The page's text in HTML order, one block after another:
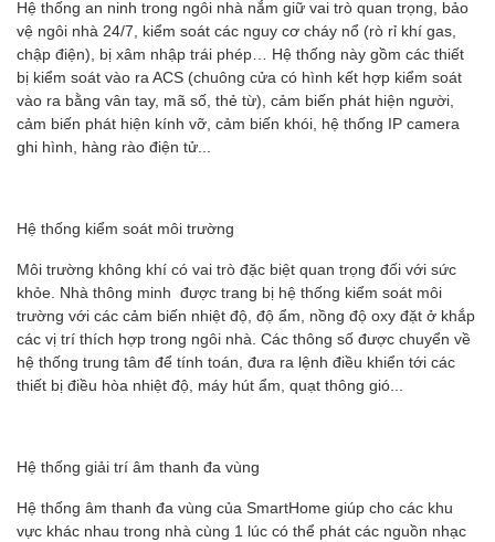
Hệ thống an ninh trong ngôi nhà nắm giữ vai trò quan trọng, bảo
vệ ngôi nhà 24/7, kiểm soát các nguy cơ cháy nổ (rò rỉ khí gas,
chập điện), bị xâm nhập trái phép… Hệ thống này gồm các thiết
bị kiểm soát vào ra ACS (chuông cửa có hình kết hợp kiểm soát
vào ra bằng vân tay, mã số, thẻ từ), cảm biến phát hiện người,
cảm biến phát hiện kính vỡ, cảm biến khói, hệ thống IP camera
ghi hình, hàng rào điện tử...
Hệ thống kiểm soát môi trường
Môi trường không khí có vai trò đặc biệt quan trọng đối với sức
khỏe. Nhà thông minh được trang bị hệ thống kiểm soát môi
trường với các cảm biến nhiệt độ, độ ẩm, nồng độ oxy đặt ở khắp
các vị trí thích hợp trong ngôi nhà. Các thông số được chuyển về
hệ thống trung tâm để tính toán, đưa ra lệnh điều khiển tới các
thiết bị điều hòa nhiệt độ, máy hút ẩm, quạt thông gió...
Hệ thống giải trí âm thanh đa vùng
Hệ thống âm thanh đa vùng của SmartHome giúp cho các khu
vực khác nhau trong nhà cùng 1 lúc có thể phát các nguồn nhạc